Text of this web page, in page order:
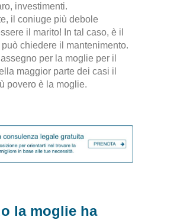
investimenti.
il coniuge più debole
il marito! In tal caso, è il
chiedere il mantenimento.
per la moglie per il
maggior parte dei casi il
povero è la moglie.
la moglie ha